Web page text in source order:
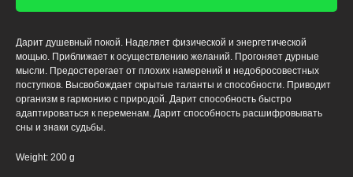
Дарит душевный покой. Наделяет физической и энергетической
мощью. Приближает к осуществлению желаний. Прогоняет дурные
мысли. Предостерегает от плохих намерений и недобросовестных
поступков. Высвобождает скрытые таланты и способности. Приводит
организм в гармонию с природой. Дарит способность быстро
адаптироваться к переменам. Дарит способность расшифровывать
сны и знаки судьбы.
Weight: 200 g